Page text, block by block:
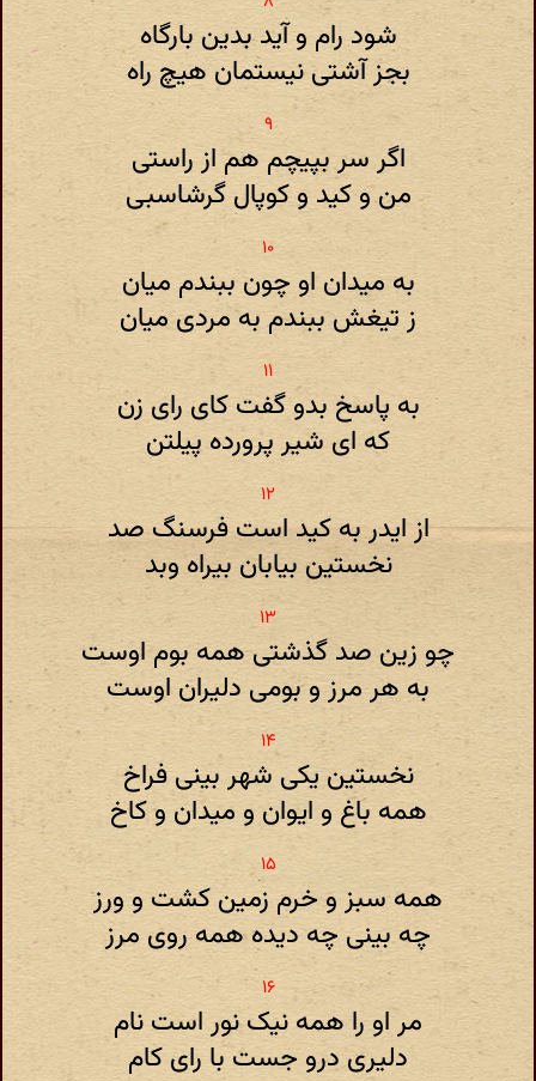
شود رام و آید بدین بارگاه
بجز آشتی نیستمان هیچ راه
اگر سر بپیچم هم از راستی
من و کید و کوپال گرشاسبی
به میدان او چون ببندم میان
ز تیغش ببندم به مردی میان
به پاسخ بدو گفت کای رای زن
که ای شیر پرورده پیلتن
از ایدر به کید است فرسنگ صد
نخستین بیابان بیراه وبد
چو زین صد گذشتی همه بوم اوست
به هر مرز و بومی دلیران اوست
نخستین یکی شهر بینی فراخ
همه باغ و ایوان و میدان و کاخ
همه سبز و خرم زمین کشت و ورز
چه بینی چه دیده همه روی مرز
مر او را همه نیک نور است نام
دلیری درو جست با رای کام